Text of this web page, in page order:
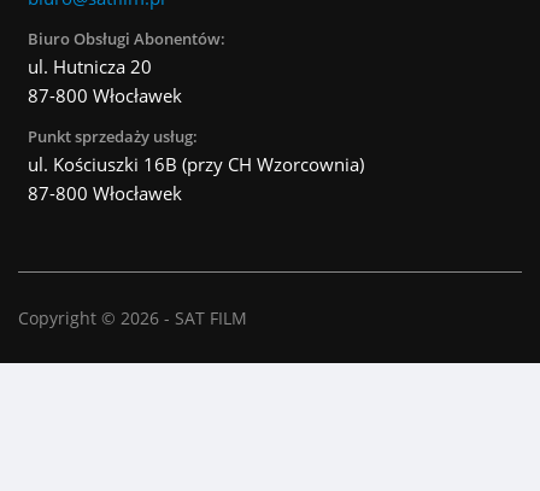
Biuro Obsługi Abonentów:
ul. Hutnicza 20
87-800 Włocławek
Punkt sprzedaży usług:
ul. Kościuszki 16B (przy CH Wzorcownia)
87-800 Włocławek
Copyright © 2026 - SAT FILM